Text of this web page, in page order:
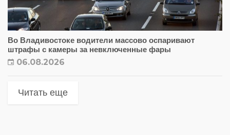
Во Владивостоке водители массово оспаривают
штрафы с камеры за невключенные фары
06.08.2026
Читать еще